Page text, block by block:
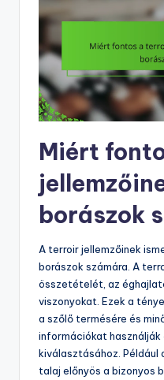
Miért
borászok
A terroir jellemzőinek
borászok számára. A
összetételét, az
viszonyokat. Ezek a
a szőlő termésére és
információkat
kiválasztásához. Például
talaj előnyös a bizonyos